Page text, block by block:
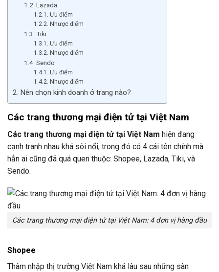
Lazada
Ưu điểm
Nhược điểm
Tiki
Ưu điểm
Nhược điểm
Sendo
Ưu điểm
Nhược điểm
Nên chọn kinh doanh ở trang nào?
Các trang thương mại điện tử tại Việt Nam
Các trang thương mại điện tử tại Việt Nam hiện đang
cạnh tranh nhau khá sôi nổi, trong đó có 4 cái tên chính mà
hẳn ai cũng đã quá quen thuộc: Shopee, Lazada, Tiki, và
Sendo.
Các trang thương mại điện tử tại Việt Nam: 4 đơn vị hàng đầu
Shopee
Thâm nhập thị trường Việt Nam khá lâu sau những sàn